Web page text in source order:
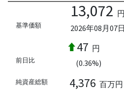
基準価額
13,072 円
2026年08月07日
前日比
47 円
(0.36%)
純資産総額 4,376 百万円